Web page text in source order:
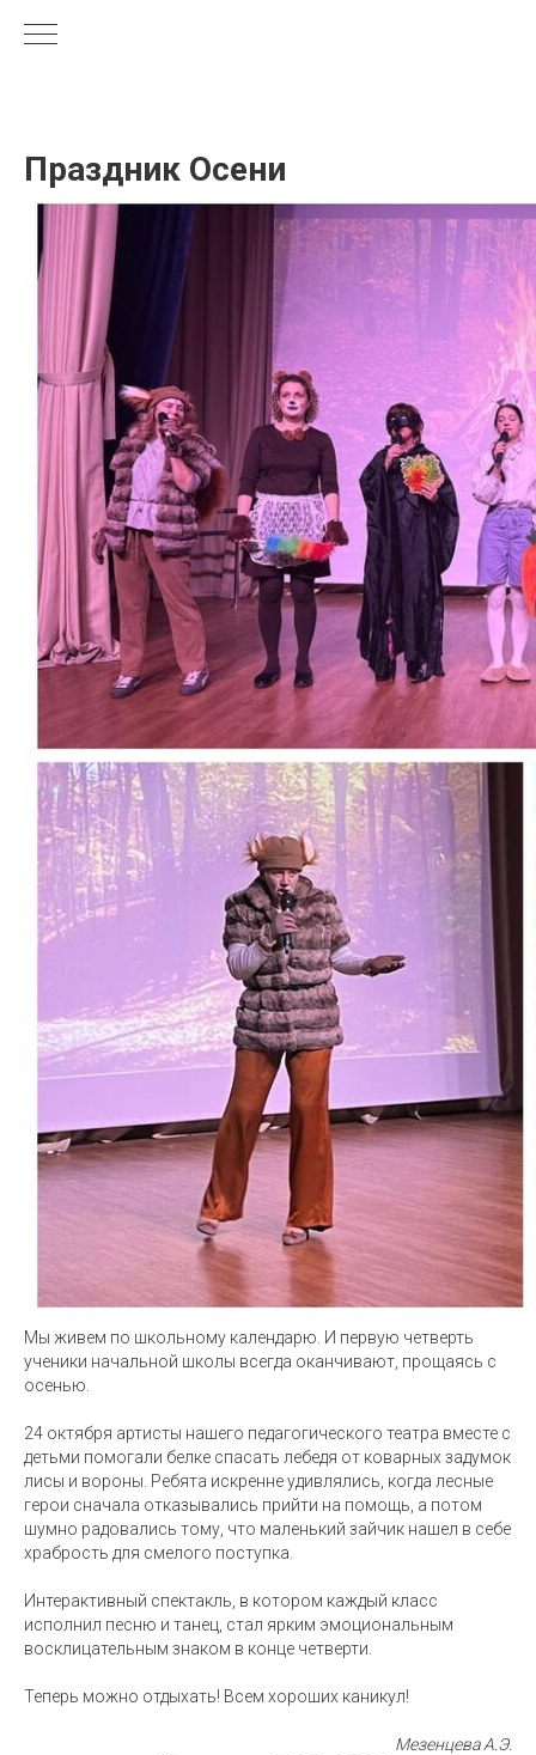
Праздник Осени
Мы живем по школьному календарю. И первую четверть
ученики начальной школы всегда оканчивают, прощаясь с
осенью.
24 октября артисты нашего педагогического театра вместе с
детьми помогали белке спасать лебедя от коварных задумок
лисы и вороны. Ребята искренне удивлялись, когда лесные
герои сначала отказывались прийти на помощь, а потом
шумно радовались тому, что маленький зайчик нашел в себе
храбрость для смелого поступка.
Интерактивный спектакль, в котором каждый класс
исполнил песню и танец, стал ярким эмоциональным
восклицательным знаком в конце четверти.
Теперь можно отдыхать! Всем хороших каникул!
Мезенцева А.Э.